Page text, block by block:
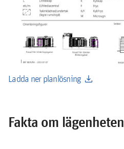
Ladda ner planlösning download
Fakta om lägenheten